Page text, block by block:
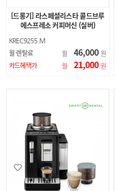
[드롱기] 라스페셜리스타 콜드브루
에스프레소 커피머신 (실버)
KREC9255.M
월 렌탈료 월 46,000 원
카드혜택가
월 21,000 원